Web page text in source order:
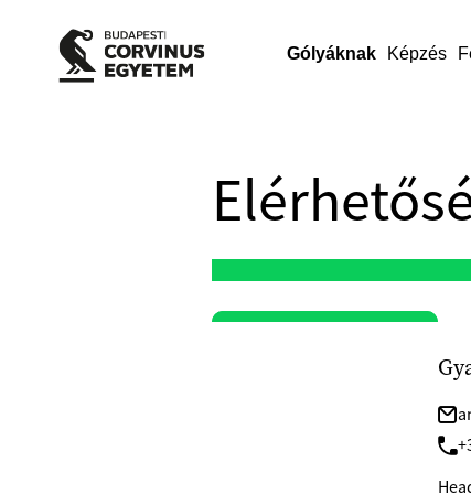
Gólyáknak Képzés